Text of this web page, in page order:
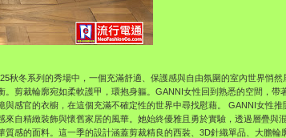
秋冬系列的秀場中，一個充滿舒適、保護感與自由氛圍的室內世界悄然
剪裁輪廓宛如柔軟護甲，環抱身軀。GANNI女性回到熟悉的空間，帶
感官的衣櫥，在這個充滿不確定性的世界中尋找慰藉。 GANNI女性推
自精緻裝飾與懷舊家居的風華。她始終優雅且勇於實驗，透過層疊與
感的面料。這一季的設計涵蓋剪裁精良的西裝、3D針織單品、大膽輪